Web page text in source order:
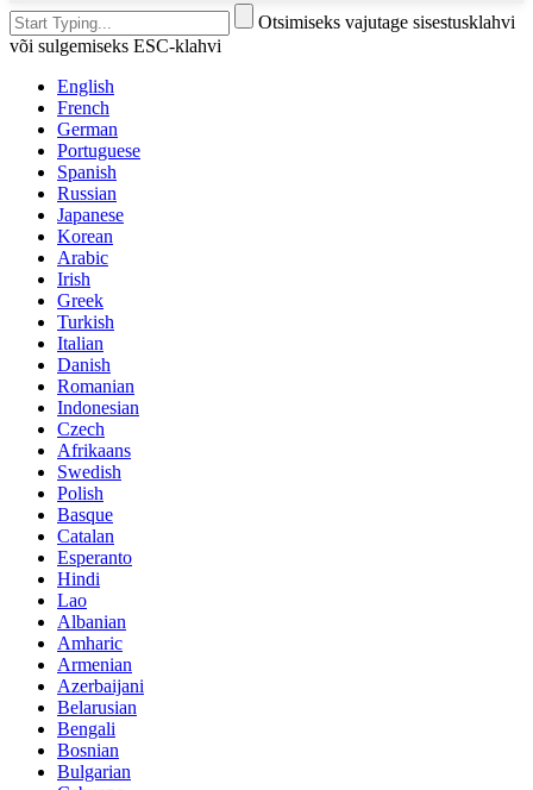
Otsimiseks vajutage sisestusklahvi
või sulgemiseks ESC-klahvi
English
French
German
Portuguese
Spanish
Russian
Japanese
Korean
Arabic
Irish
Greek
Turkish
Italian
Danish
Romanian
Indonesian
Czech
Afrikaans
Swedish
Polish
Basque
Catalan
Esperanto
Hindi
Lao
Albanian
Amharic
Armenian
Azerbaijani
Belarusian
Bengali
Bosnian
Bulgarian